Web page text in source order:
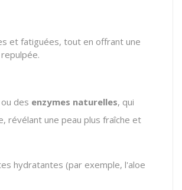
et fatiguées, tout en offrant une
des enzymes naturelles, qui
révélant une peau plus fraîche et
hydratantes (par exemple, l'aloe